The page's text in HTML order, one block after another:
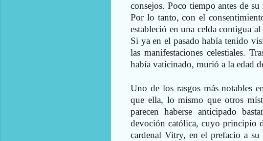
consejos. Poco tiempo antes de
Por lo tanto, con el
estableció en una celda contigua
Si ya en el pasado había tenido
las manifestaciones celestiales.
había vaticinado, murió a la edad
Uno de los rasgos más notables
que ella, lo mismo que otros
parecen haberse anticipado
devoción católica, cuyo principio
cardenal Vitry, en el prefacio a